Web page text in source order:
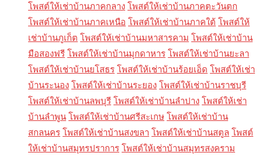
โพสต์ให้เช่าบ้านภาคกลาง โพสต์ให้เช่าบ้านภาคตะวันตก
โพสต์ให้เช่าบ้านภาคเหนือ โพสต์ให้เช่าบ้านภาคใต้ โพสต์ให้
เช่าบ้านภูเก็ต โพสต์ให้เช่าบ้านมหาสารคาม โพสต์ให้เช่าบ้าน
มือสองฟรี โพสต์ให้เช่าบ้านมุกดาหาร โพสต์ให้เช่าบ้านยะลา
โพสต์ให้เช่าบ้านยโสธร โพสต์ให้เช่าบ้านร้อยเอ็ด โพสต์ให้เช่า
บ้านระนอง โพสต์ให้เช่าบ้านระยอง โพสต์ให้เช่าบ้านราชบุรี
โพสต์ให้เช่าบ้านลพบุรี โพสต์ให้เช่าบ้านลำปาง โพสต์ให้เช่า
บ้านลำพูน โพสต์ให้เช่าบ้านศรีสะเกษ โพสต์ให้เช่าบ้าน
สกลนคร โพสต์ให้เช่าบ้านสงขลา โพสต์ให้เช่าบ้านสตูล โพสต์
ให้เช่าบ้านสมุทรปราการ โพสต์ให้เช่าบ้านสมุทรสงคราม